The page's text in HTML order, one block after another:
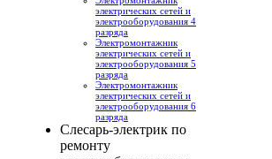
электрических сетей и
электрооборудования 4
разряда
Электромонтажник
электрических сетей и
электрооборудования 5
разряда
Электромонтажник
электрических сетей и
электрооборудования 6
разряда
Слесарь-электрик по
ремонту